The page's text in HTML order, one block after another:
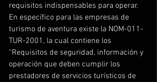
requisitos indispensables para operar.
En específico para las empresas de
turismo de aventura existe la NOM-011-
TUR-2001, la cual contiene los
“Requisitos de seguridad, información y
operación que deben cumplir los
prestadores de servicios turísticos de